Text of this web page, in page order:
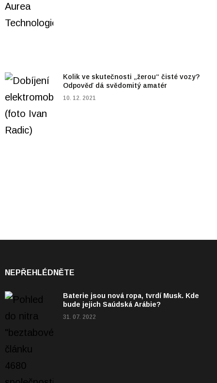
Kolik ve skutečnosti „žerou“ čisté vozy?
Odpověď dá svědomitý amatér
10. 12. 2021
NEPŘEHLÉDNĚTE
Baterie jsou nová ropa, tvrdí Musk. Kde
bude jejich Saúdská Arábie?
31. 07. 2022